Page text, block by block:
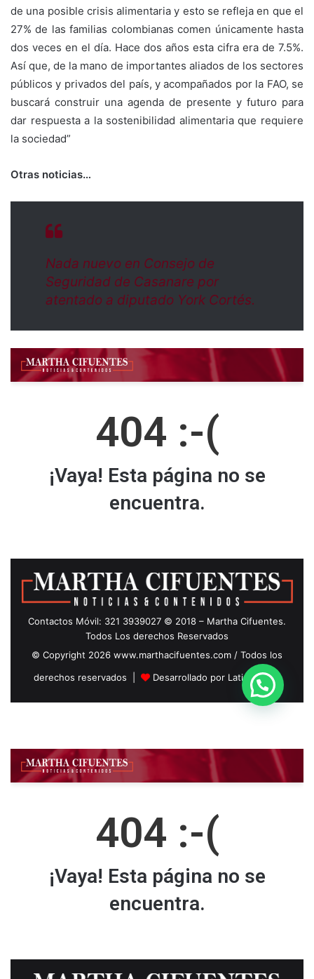
de una posible crisis alimentaria y esto se refleja en que el
27% de las familias colombianas comen únicamente hasta
dos veces en el día. Hace dos años esta cifra era de 7.5%.
Así que, de la mano de importantes aliados de los sectores
públicos y privados del país, y acompañados por la FAO, se
buscará construir una agenda de presente y futuro para
dar respuesta a la sostenibilidad alimentaria que requiere
la sociedad”
Otras noticias…
Nada nuevo en Consejo de
Seguridad de Casanare por
atentado a diputado York Cortés.